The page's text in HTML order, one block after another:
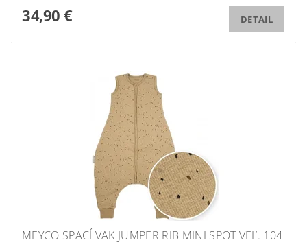
34,90 € DETAIL
MEYCO SPACÍ VAK JUMPER RIB MINI SPOT VEĽ. 104